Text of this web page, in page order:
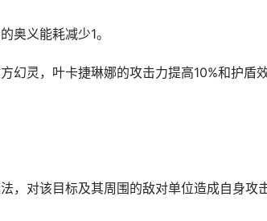
奥义能耗减少1。
幻灵，叶卡捷琳娜的攻击力提高10%和护盾效
，对该目标及其周围的敌对单位造成自身攻